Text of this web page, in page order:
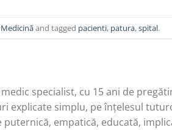
Medicinăand tagged pacienti, patura,spital.
specialist, cu 15 ani de
explicate simplu, pe înțelesul
empatică, educată,